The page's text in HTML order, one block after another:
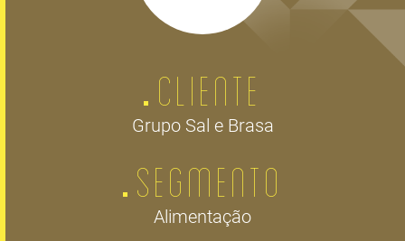
CLIENTE
Grupo Sal e Brasa
SEGMENTO
Alimentação